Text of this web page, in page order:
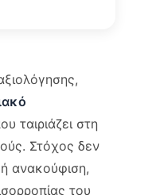
ταιριάζει στη
Στόχος δεν
ανακούφιση,
του